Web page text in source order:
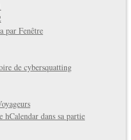
par Fenêtre
de cybersquatting
hCalendar dans sa partie